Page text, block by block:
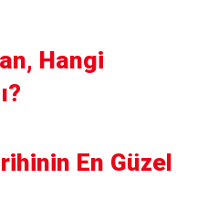
Hangi
En Güzel